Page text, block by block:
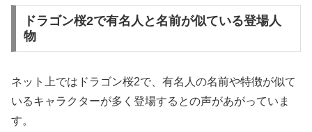
ドラゴン桜2で有名人と名前が似ている登場人
物
ネット上ではドラゴン桜2で、有名人の名前や特徴が似て
いるキャラクターが多く登場するとの声があがっていま
す。